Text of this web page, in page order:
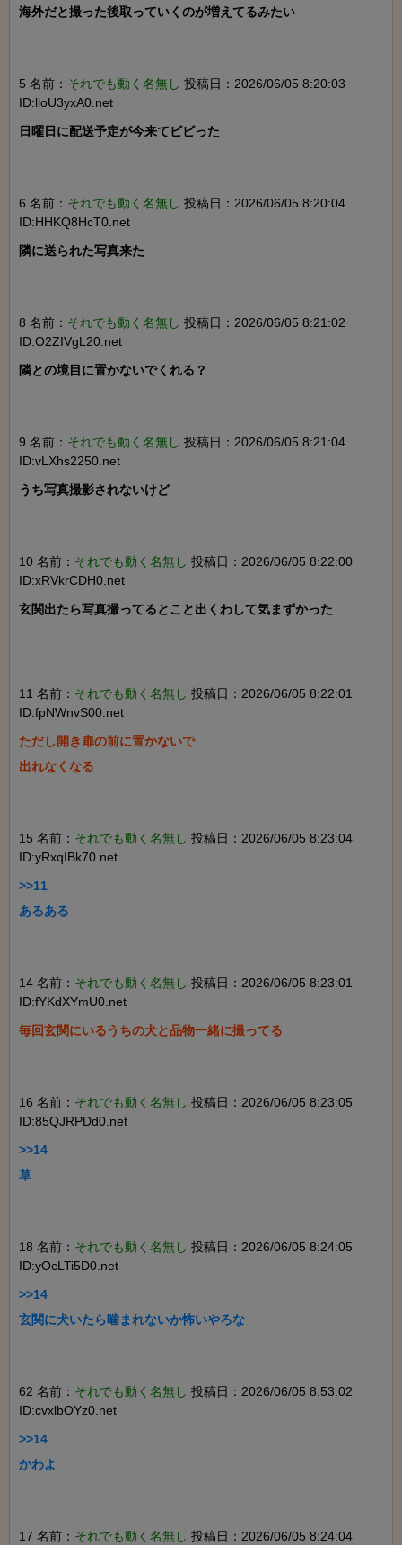
海外だと撮った後取っていくのが増えてるみたい
5 名前： それでも動く名無し 投稿日：2026/06/05 8:20:03
ID:lloU3yxA0.net
日曜日に配送予定が今来てビビった
6 名前： それでも動く名無し 投稿日：2026/06/05 8:20:04
ID:HHKQ8HcT0.net
隣に送られた写真来た
8 名前： それでも動く名無し 投稿日：2026/06/05 8:21:02
ID:O2ZIVgL20.net
隣との境目に置かないでくれる？
9 名前： それでも動く名無し 投稿日：2026/06/05 8:21:04
ID:vLXhs2250.net
うち写真撮影されないけど
10 名前： それでも動く名無し 投稿日：2026/06/05 8:22:00
ID:xRVkrCDH0.net
玄関出たら写真撮ってるとこと出くわして気まずかった
11 名前： それでも動く名無し 投稿日：2026/06/05 8:22:01
ID:fpNWnvS00.net
ただし開き扉の前に置かないで
出れなくなる
15 名前： それでも動く名無し 投稿日：2026/06/05 8:23:04
ID:yRxqIBk70.net
>>11
あるある
14 名前： それでも動く名無し 投稿日：2026/06/05 8:23:01
ID:fYKdXYmU0.net
毎回玄関にいるうちの犬と品物一緒に撮ってる
16 名前： それでも動く名無し 投稿日：2026/06/05 8:23:05
ID:85QJRPDd0.net
>>14
草
18 名前： それでも動く名無し 投稿日：2026/06/05 8:24:05
ID:yOcLTi5D0.net
>>14
玄関に犬いたら噛まれないか怖いやろな
62 名前： それでも動く名無し 投稿日：2026/06/05 8:53:02
ID:cvxlbOYz0.net
>>14
かわよ
17 名前： それでも動く名無し 投稿日：2026/06/05 8:24:04